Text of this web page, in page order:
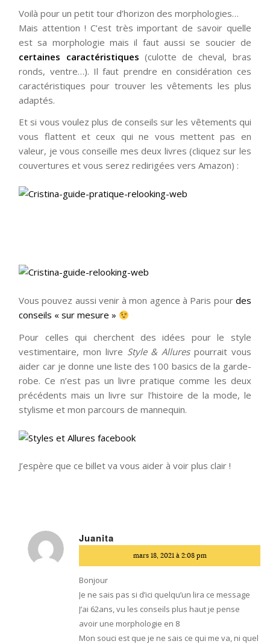
Voilà pour un petit tour d’horizon des morphologies…
Mais attention ! C’est très important de savoir quelle
est sa morphologie mais il faut aussi se soucier de
certaines caractéristiques (culotte de cheval, bras
ronds, ventre…). Il faut prendre en considération ces
caractéristiques pour trouver les vêtements les plus
adaptés.
Et si vous voulez plus de conseils sur les vêtements qui
vous flattent et ceux qui ne vous mettent pas en
valeur, je vous conseille mes deux livres (cliquez sur les
couvertures et vous serez redirigées vers Amazon) :
Vous pouvez aussi venir à mon agence à Paris pour des
conseils « sur mesure »
Pour celles qui cherchent des idées pour le style
vestimentaire, mon livre Style & Allurespourrait vous
aider car je donne une liste des 100 basics de la garde-
robe. Ce n’est pas un livre pratique comme les deux
précédents mais un livre sur l’histoire de la mode, le
stylisme et mon parcours de mannequin.
J’espère que ce billet va vous aider à voir plus clair !
Juanita
:
mars 18, 2021 à 2:08 pm
Bonjour
Je ne sais pas si d’ici quelqu’un lira ce message
J’ai 62ans, vu les conseils plus haut je pense
avoir une morphologie en 8
Mon souci est que je ne sais ce qui me va, ni quel